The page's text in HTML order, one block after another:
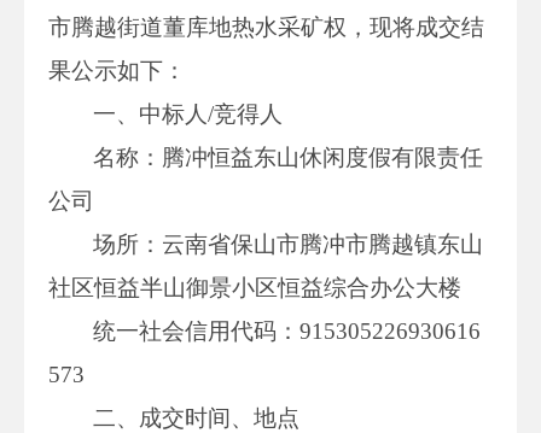
市腾越街道董库地热水采矿权，现将成交结
果公示如下：
一、中标人/竞得人
名称：腾冲恒益东山休闲度假有限责任
公司
场所：云南省保山市腾冲市腾越镇东山
社区恒益半山御景小区恒益综合办公大楼
统一社会信用代码：915305226930616
573
二、成交时间、地点